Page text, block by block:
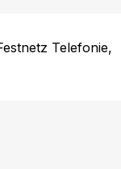
Telefonie,